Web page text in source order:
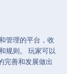
管理的平台，收
规则。 玩家可以
完善和发展做出